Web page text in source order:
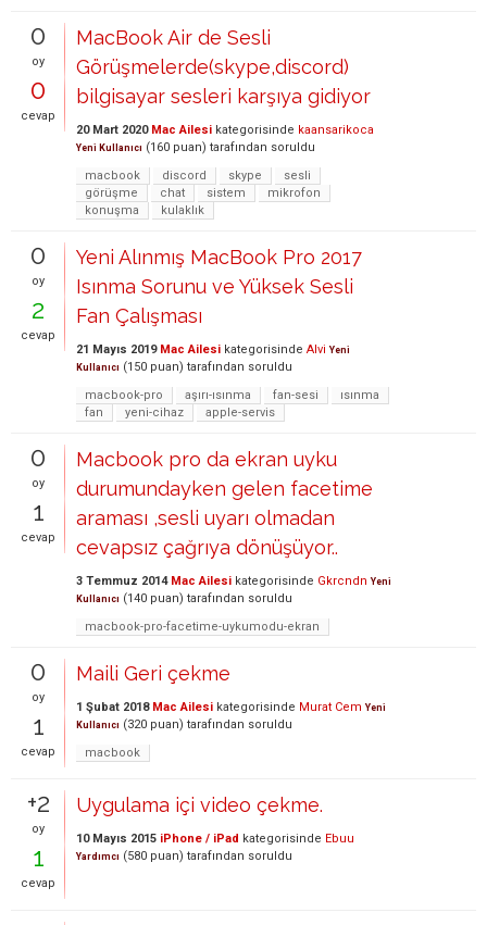
0
oy
0
cevap
MacBook Air de Sesli
Görüşmelerde(skype,discord)
bilgisayar sesleri karşıya gidiyor
20 Mart 2020 Mac Ailesi kategorisinde kaansarikoca
Yeni Kullanıcı (160 puan) tarafından soruldu
macbook
discord skype
sesli
görüşme
chat sistem
mikrofon
konuşma
kulaklık
0
oy
2
cevap
Yeni Alınmış MacBook Pro 2017
Isınma Sorunu ve Yüksek Sesli
Fan Çalışması
21 Mayıs 2019 Mac Ailesi kategorisinde Alvi Yeni
Kullanıcı (150 puan) tarafından soruldu
macbook-pro
aşırı-ısınma fan-sesi
ısınma
fan
yeni-cihaz apple-servis
0
oy
1
cevap
Macbook pro da ekran uyku
durumundayken gelen facetime
araması ,sesli uyarı olmadan
cevapsız çağrıya dönüşüyor..
3 Temmuz 2014 Mac Ailesi kategorisinde Gkrcndn Yeni
Kullanıcı (140 puan) tarafından soruldu
macbook-pro-facetime-uykumodu-ekran
0
oy
1
cevap
Maili Geri çekme
1 Şubat 2018 Mac Ailesi kategorisinde Murat Cem Yeni
Kullanıcı (320 puan) tarafından soruldu
macbook
+2
oy
1
cevap
Uygulama içi video çekme.
10 Mayıs 2015 iPhone / iPad kategorisinde Ebuu
Yardımcı (580 puan) tarafından soruldu